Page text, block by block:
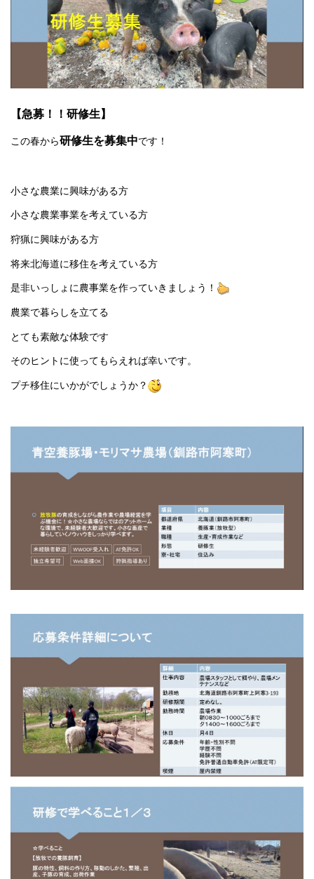
【急募！！研修生】
この春から研修生を募集中です！
小さな農業に興味がある方
小さな農業事業を考えている方
狩猟に興味がある方
将来北海道に移住を考えている方
是非いっしょに農事業を作っていきましょう！
農業で暮らしを立てる
とても素敵な体験です
そのヒントに使ってもらえれば幸いです。
プチ移住にいかがでしょうか？